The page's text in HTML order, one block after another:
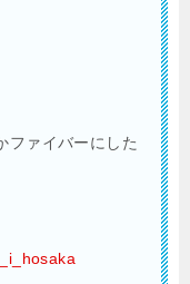
ファイバーにした